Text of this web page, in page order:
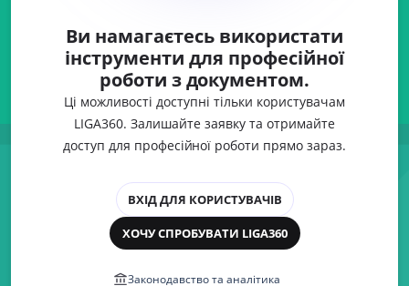
Ви намагаєтесь використати
інструменти для професійної
роботи з документом.
Ці можливості доступні тільки користувачам
LIGA360. Залишайте заявку та отримайте
доступ для професійної роботи прямо зараз.
ВХІД ДЛЯ КОРИСТУВАЧІВ
ХОЧУ СПРОБУВАТИ LIGA360
Законодавство та аналітика